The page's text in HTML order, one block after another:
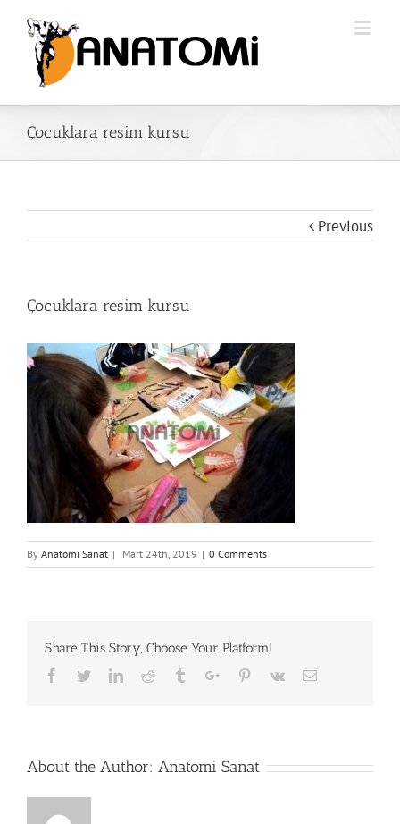
Çocuklara resim kursu
Previous
Çocuklara resim kursu
By Anatomi Sanat | Mart 24th, 2019 | 0 Comments
Share This Story, Choose Your Platform!
Facebook
TwitterLinkedinReddit TumblrGoogle+Pinterest
Vk Email
About the Author: Anatomi Sanat